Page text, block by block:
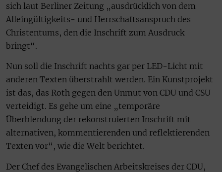
sich laut Berliner Zeitung „ausdrücklich von dem
Alleingültigkeits- und Herrschaftsanspruch des
Christentums, den die Inschrift zum Ausdruck
bringt“.
Nun soll die Inschrift nachts gar per LED-Licht mit
anderen Texten überstrahlt werden. Ein Kunstprojekt
ist das, das Roth gegen den Unmut von CDU und CSU
verteidigt. Es gehe um eine „temporäre
Überblendung der rekonstruierten Inschrift mit
alternativen, kommentierenden und reflektierenden
Texten vor“, wie die Welt berichtet.
Der Chef des Evangelischen Arbeitskreises der CDU,